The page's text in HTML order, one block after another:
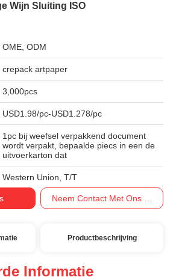
Wijn Sluiting ISO
OME, ODM
crepack artpaper
3,000pcs
USD1.98/pc-USD1.278/pc
1pc bij weefsel verpakkend document
wordt verpakt, bepaalde piecs in een de
uitvoerkarton dat
Western Union, T/T
Neem Contact Met Ons Op
Productbeschrijving
Informatie